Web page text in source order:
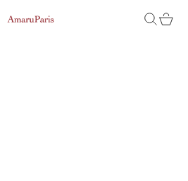
AmaruParis
Search
Cart